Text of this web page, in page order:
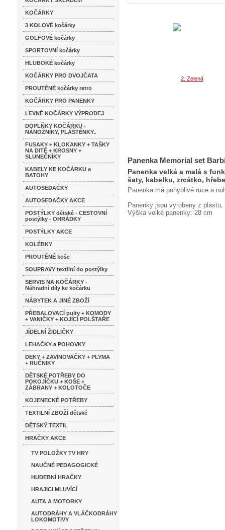
KOČÁRKY
3 KOLOVÉ kočárky
GOLFOVÉ kočárky
SPORTOVNÍ kočárky
HLUBOKÉ kočárky
KOČÁRKY PRO DVOJČATA
PROUTĚNÉ kočárky retro
KOČÁRKY PRO PANENKY
LEVNÉ KOČÁRKY VÝPRODEJ
DOPLŇKY KOČÁRKU -
NÁNOŽNÍKY, PLÁŠTĚNKY..
FUSAKY + KLOKANKY + TAŠKY
NA DITĚ + KROSNY +
SLUNEČNÍKY
KABELY KE KOČÁRKU a
BATOHY
AUTOSEDAČKY
AUTOSEDAČKY AKCE
POSTÝLKY dětské - CESTOVNÍ
postýlky - OHRÁDKY
POSTÝLKY AKCE
KOLÉBKY
PROUTĚNÉ koše
SOUPRAVY textilní do postýlky
SERVIS NA KOČÁRKY -
Náhradní díly ke kočárku
NÁBYTEK A JINÉ ZBOŽÍ
PŘEBALOVACÍ pulty + KOMODY
+ VANIČKY + KOJÍCÍ POLŠTAŘE
JÍDELNÍ ŽIDLIČKY
LEHAČKY a POHOVKY
DEKY + ZAVINOVAČKY + PLYMA
+ RUČNIKY
DĚTSKÉ POTŘEBY DO
POKOJÍČKU + KOŠE +
ZÁBRANY + KOLOTOČE
KOJENECKÉ POTŘEBY
TEXTILNÍ ZBOŽÍ dětské
DĚTSKÝ TEXTIL
HRAČKY AKCE
TV POLOŽKY TV HRY
NAUČNÉ PEDAGOGICKÉ
HUDEBNÍ HRAČKY
HRAJICI MLUVÍCÍ
AUTA A MOTORKY
AUTODRÁHY A VLÁČKODRÁHY
LOKOMOTIVY
Panenka Memorial set
Panenka velká a malá s
šaty, kabelku, zrcátko,
Panenka má pohyblivé ruce a
Panenky jsou vyrobeny z
Výška velké panenky: 28 cm